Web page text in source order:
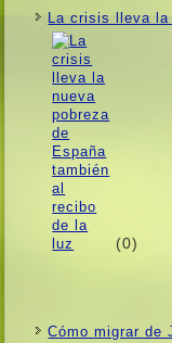
La crisis lleva
(0)
Cómo migrar de